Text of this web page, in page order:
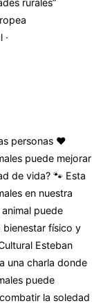
personas ❤️
puede mejorar
de vida? 🐾 Esta
en nuestra
puede
físico y
Esteban
una charla donde
puede
la soledad